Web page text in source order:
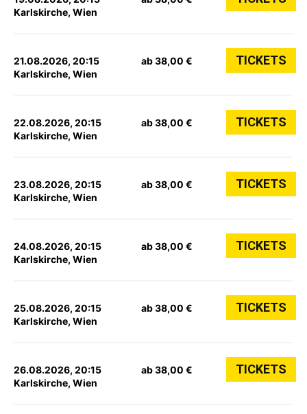
Karlskirche, Wien
21.08.2026, 20:15
Karlskirche, Wien
ab 38,00 € TICKETS
22.08.2026, 20:15
Karlskirche, Wien
ab 38,00 € TICKETS
23.08.2026, 20:15
Karlskirche, Wien
ab 38,00 € TICKETS
24.08.2026, 20:15
Karlskirche, Wien
ab 38,00 € TICKETS
25.08.2026, 20:15
Karlskirche, Wien
ab 38,00 € TICKETS
26.08.2026, 20:15
Karlskirche, Wien
ab 38,00 € TICKETS